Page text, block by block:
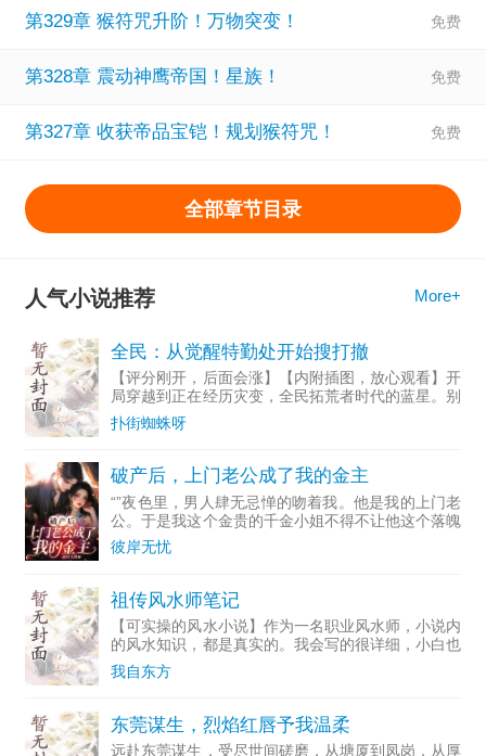
第329章 猴符咒升阶！万物突变！
第328章 震动神鹰帝国！星族！
第327章 收获帝品宝铠！规划猴符咒！
全部章节目录
人气小说推荐 More+
全民：从觉醒特勤处开始搜打撤
【评分刚开，后面会涨】【内附插图，放心观看】开
局穿越到正在经历灾变，全民拓荒者时代的蓝星。别
人眼中的无等级初始技能，却是因为楚鸿的到来，意
外觉醒了金手指【特勤司】，只需要将现实的秘境收
扑街蜘蛛呀
破产后，上门老公成了我的金主
“”夜色里，男人肆无忌惮的吻着我。他是我的上门老
公。于是我这个金贵的千金小姐不得不让他这个落魄
小子入赘我们家，成为我的老公。因为心里的不甘，
我屡屡羞辱他，作践他，对他非打即骂。可他从不生
彼岸无忧
祖传风水师笔记
【可实操的风水小说】作为一名职业风水师，小说内
的风水知识，都是真实的。我会写的很详细，小白也
能直接上手实操。读完本书，你就是半个风水师……
风水知识包括住宅、商铺、办公室、墓穴阴宅、个人
我自东方
东莞谋生，烈焰红唇予我温柔
远赴东莞谋生，受尽世间磋磨，从塘厦到凤岗，从厚